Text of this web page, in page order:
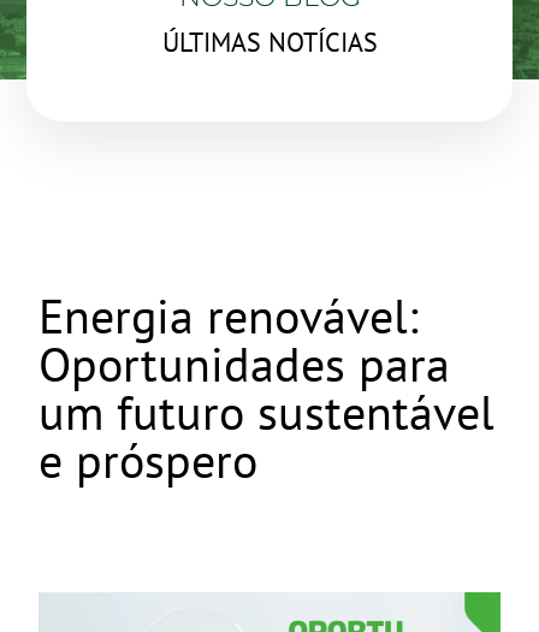
ÚLTIMAS NOTÍCIAS
Energia renovável:
Oportunidades para
um futuro sustentável
e próspero